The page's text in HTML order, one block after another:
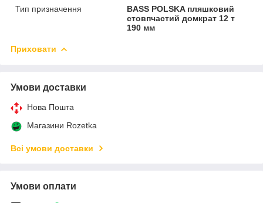
Тип призначення
BASS POLSKA пляшковий
стовпчастий домкрат 12 т
190 мм
Приховати
Умови доставки
Нова Пошта
Магазини Rozetka
Всі умови доставки
Умови оплати